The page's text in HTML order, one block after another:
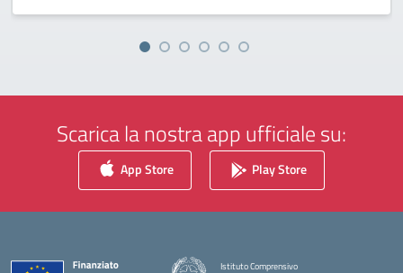
Scarica la nostra app ufficiale su:
App Store Play Store
Istituto Comprensivo